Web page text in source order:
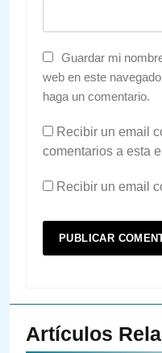
Guardar mi
web en este
haga un comentario.
Recibir un email
comentarios a esta
Recibir un email
Artículos